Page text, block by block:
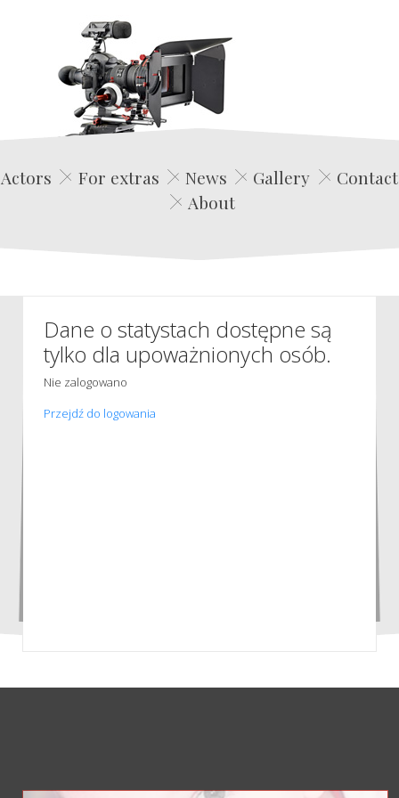
Edwin Film Agencja Aktorska
Actors For extras News Gallery
Contact
About
Dane o statystach dostępne są
tylko dla upoważnionych osób.
Nie zalogowano
Przejdź do logowania